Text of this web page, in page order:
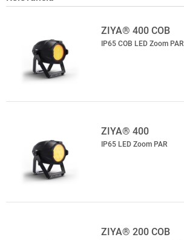
ZIYA® 400 COB
IP65 COB LED Zoom PAR
ZIYA® 400
IP65 LED Zoom PAR
ZIYA® 200 COB